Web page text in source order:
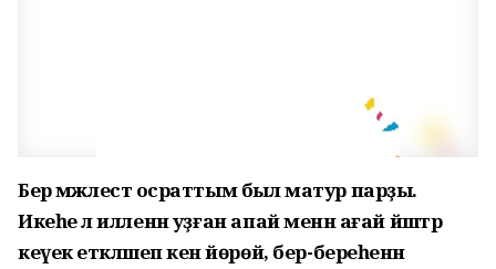
Бер мәжлестә осраттым был матур парҙы.
Икеһе лә илленән уҙған апай менән ағай йәштәр
кеүек етәкләшеп кенә йөрөй, бер-береһенән